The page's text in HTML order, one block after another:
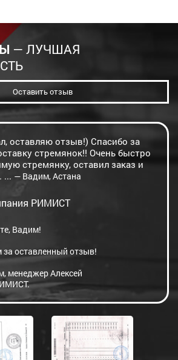
— ЛУЧШАЯ
Оставить отзыв
оставляю отзыв!) Спасибо за
стремянок!! Очень быстро
стремянку, оставил заказ и
... — Вадим, Астана
РИМИСТ
Вадим!
за оставленный отзыв!
менеджер Алексей